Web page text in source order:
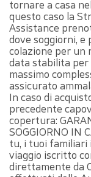
tornare a casa
questo caso la
Assistance
dove soggiorni, e
colazione per un
data stabilita per
massimo
assicurato
In caso di
precedente
copertura:
SOGGIORNO IN
tu, i tuoi familiari
viaggio iscritto
direttamente da